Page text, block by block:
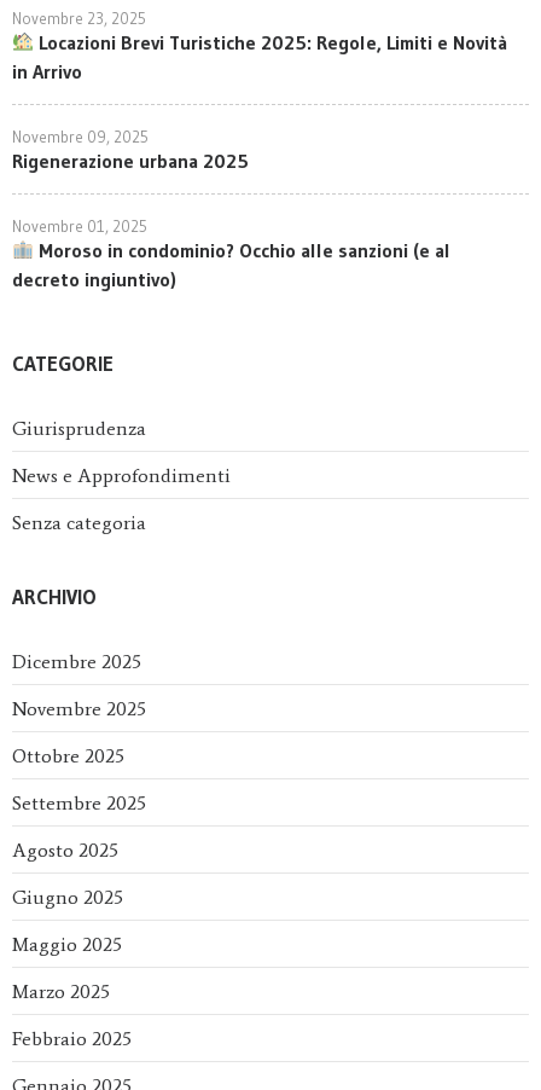
Novembre 23, 2025
Locazioni Brevi Turistiche 2025: Regole, Limiti e Novità
in Arrivo
Novembre 09, 2025
Rigenerazione urbana 2025
Novembre 01, 2025
Moroso in condominio? Occhio alle sanzioni (e al
decreto ingiuntivo)
CATEGORIE
Giurisprudenza
News e Approfondimenti
Senza categoria
ARCHIVIO
Dicembre 2025
Novembre 2025
Ottobre 2025
Settembre 2025
Agosto 2025
Giugno 2025
Maggio 2025
Marzo 2025
Febbraio 2025